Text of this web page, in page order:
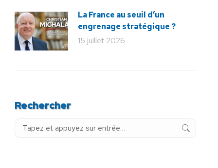
La France au seuil d’un
engrenage stratégique ?
15 juillet 2026
Rechercher
Recherche